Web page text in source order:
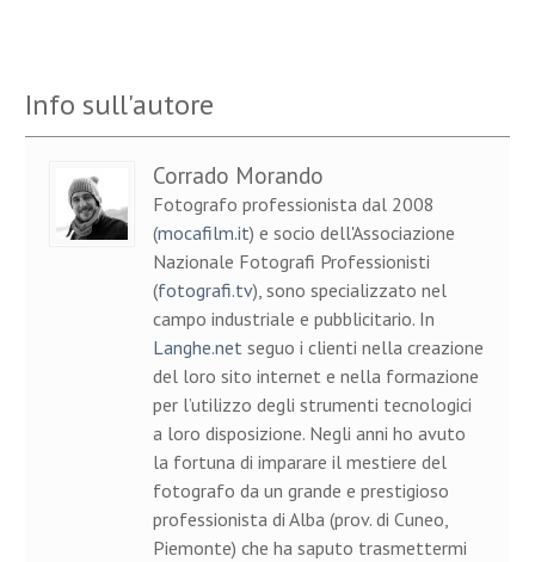
Info sull'autore
Corrado Morando
Fotografo professionista dal 2008
(mocafilm.it) e socio dell'Associazione
Nazionale Fotografi Professionisti
(fotografi.tv), sono specializzato nel
campo industriale e pubblicitario. In
Langhe.net seguo i clienti nella creazione
del loro sito internet e nella formazione
per l’utilizzo degli strumenti tecnologici
a loro disposizione. Negli anni ho avuto
la fortuna di imparare il mestiere del
fotografo da un grande e prestigioso
professionista di Alba (prov. di Cuneo,
Piemonte) che ha saputo trasmettermi